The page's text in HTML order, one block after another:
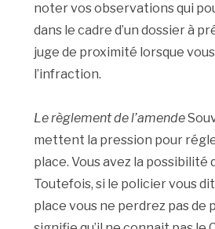
noter vos observations qui
dans le cadre d’un dossier à
juge de proximité lorsque
l’infraction.
Le règlement de l’amende
mettent la pression pour
place. Vous avez la possibilité
Toutefois, si le policier vous
place vous ne perdrez pas de